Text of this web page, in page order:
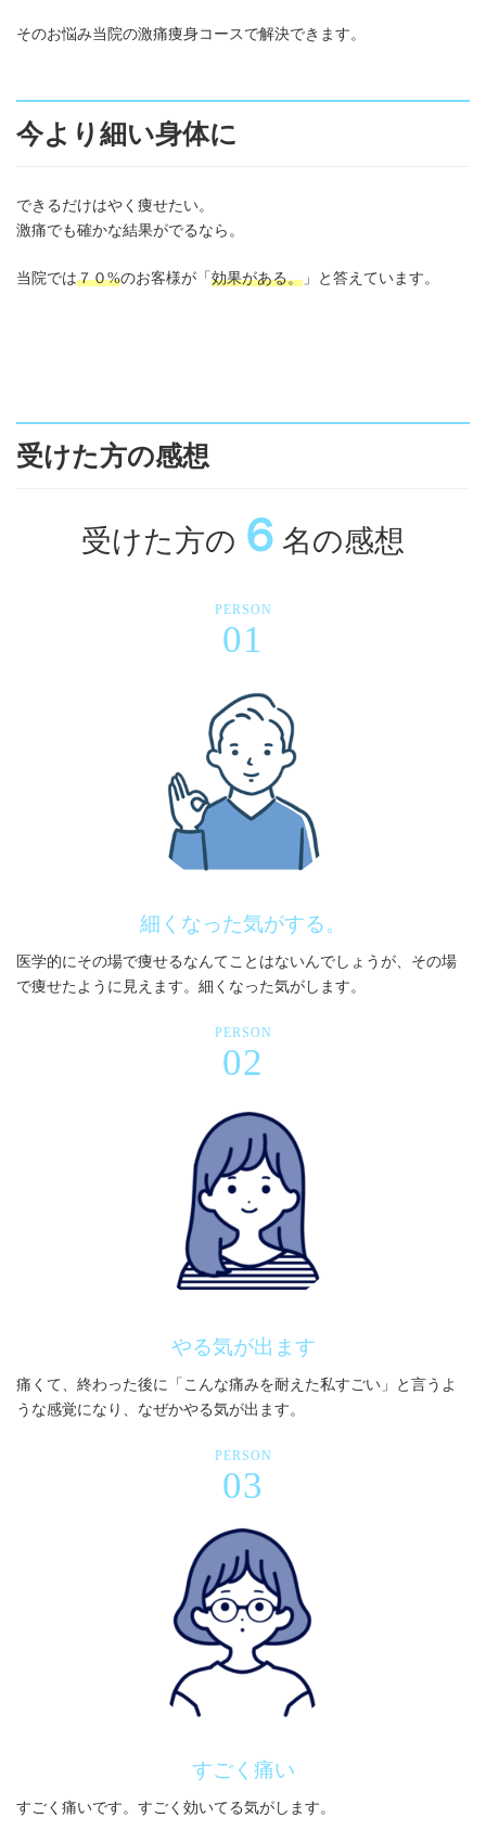
そのお悩み当院の激痛痩身コースで解決できます。
今より細い身体に
できるだけはやく痩せたい。
激痛でも確かな結果がでるなら。
当院では７０%のお客様が「 効果がある。 」と答えています。
受けた方の感想
受けた方の ６ 名の感想
PERSON
01
細くなった気がする。
医学的にその場で痩せるなんてことはないんでしょうが、その場
で痩せたように見えます。細くなった気がします。
PERSON
02
やる気が出ます
痛くて、終わった後に「こんな痛みを耐えた私すごい」と言うよ
うな感覚になり、なぜかやる気が出ます。
PERSON
03
すごく痛い
すごく痛いです。すごく効いてる気がします。